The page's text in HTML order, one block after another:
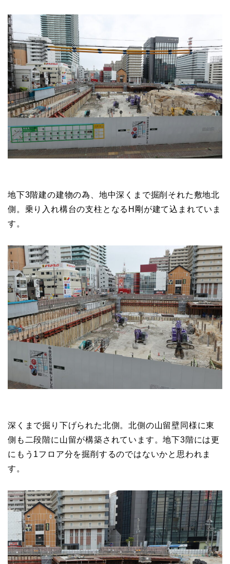
地下3階建の建物の為、地中深くまで掘削それた敷地北
側。乗り入れ構台の支柱となるH剛が建て込まれていま
す。
深くまで掘り下げられた北側。北側の山留壁同様に東
側も二段階に山留が構築されています。地下3階には更
にもう1フロア分を掘削するのではないかと思われま
す。